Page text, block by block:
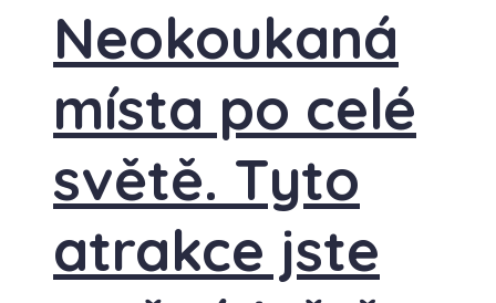
Neokoukaná
místa po celé
světě. Tyto
atrakce jste